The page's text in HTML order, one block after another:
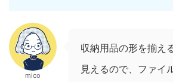
mico
収納用品の形を揃え
見えるので、ファイ